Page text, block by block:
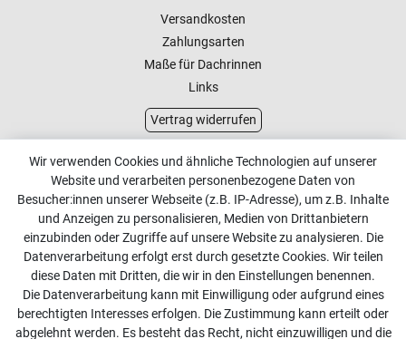
Versandkosten
Zahlungsarten
Maße für Dachrinnen
Links
Vertrag widerrufen
Kundenservice
Kontakt
Online Retourenservice
Kontakt
info@dachdecker-shop.de
+49 3501 507295
Wir verwenden Cookies und ähnliche Technologien auf unserer
Website und verarbeiten personenbezogene Daten von
Besucher:innen unserer Webseite (z.B. IP-Adresse), um z.B. Inhalte
und Anzeigen zu personalisieren, Medien von Drittanbietern
einzubinden oder Zugriffe auf unsere Website zu analysieren. Die
Datenverarbeitung erfolgt erst durch gesetzte Cookies. Wir teilen
diese Daten mit Dritten, die wir in den Einstellungen benennen.
Die Datenverarbeitung kann mit Einwilligung oder aufgrund eines
berechtigten Interesses erfolgen. Die Zustimmung kann erteilt oder
abgelehnt werden. Es besteht das Recht, nicht einzuwilligen und die